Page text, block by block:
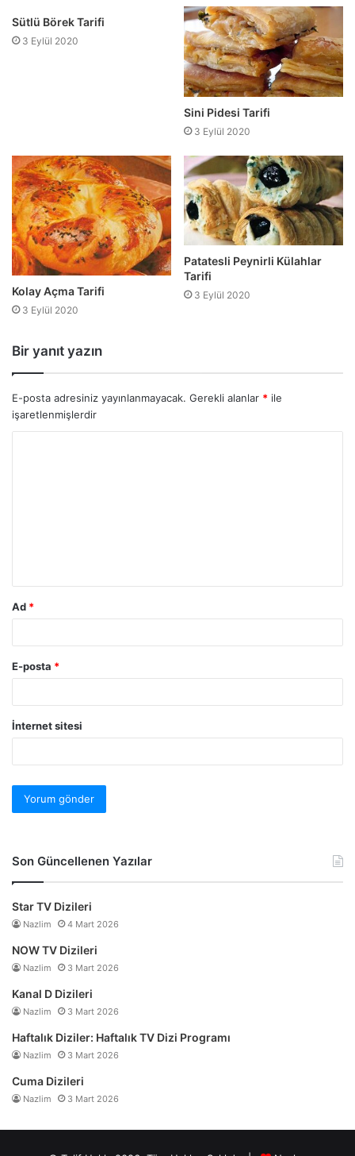
Sütlü Börek Tarifi
3 Eylül 2020
Sini Pidesi Tarifi
3 Eylül 2020
Kolay Açma Tarifi
3 Eylül 2020
Patatesli Peynirli Külahlar
Tarifi
3 Eylül 2020
Bir yanıt yazın
E-posta adresiniz yayınlanmayacak. Gerekli alanlar * ile
işaretlenmişlerdir
Ad *
E-posta *
İnternet sitesi
Son Güncellenen Yazılar
Star TV Dizileri
Nazlim 4 Mart 2026
NOW TV Dizileri
Nazlim 3 Mart 2026
Kanal D Dizileri
Nazlim 3 Mart 2026
Haftalık Diziler: Haftalık TV Dizi Programı
Nazlim 3 Mart 2026
Cuma Dizileri
Nazlim 3 Mart 2026